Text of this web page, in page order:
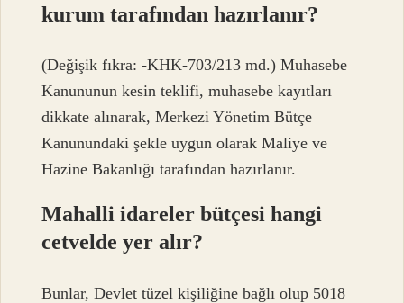
kurum tarafından hazırlanır?
(Değişik fıkra: -KHK-703/213 md.) Muhasebe
Kanununun kesin teklifi, muhasebe kayıtları
dikkate alınarak, Merkezi Yönetim Bütçe
Kanunundaki şekle uygun olarak Maliye ve
Hazine Bakanlığı tarafından hazırlanır.
Mahalli idareler bütçesi hangi
cetvelde yer alır?
Bunlar, Devlet tüzel kişiliğine bağlı olup 5018